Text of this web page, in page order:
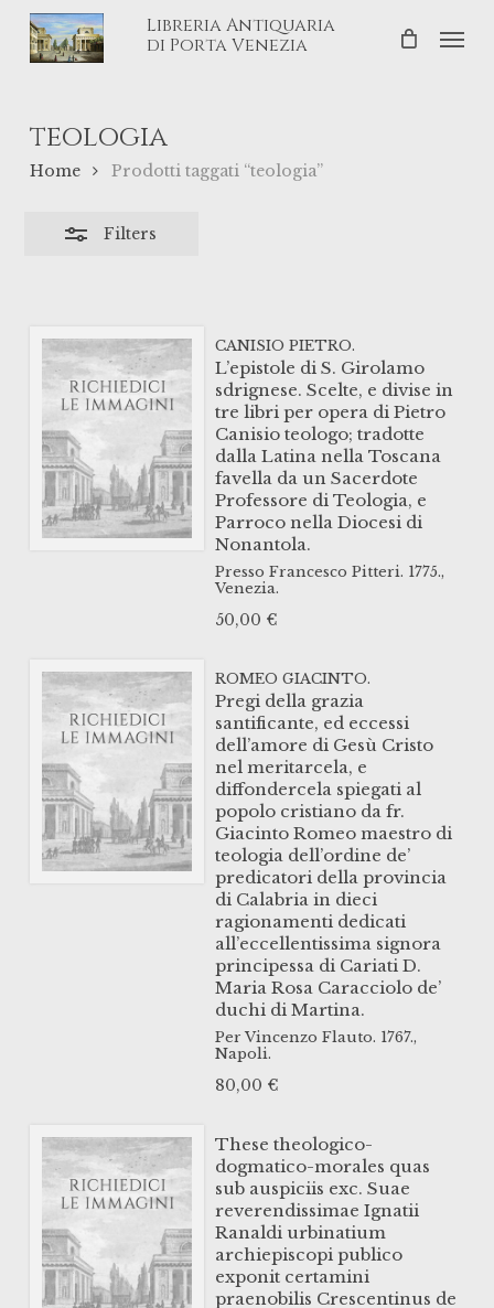
Skip
Libreria Antiquaria
di Porta Venezia
teologia
Home Prodotti taggati “teologia”
Filters
CANISIO PIETRO.
L’epistole di S. Girolamo
sdrignese. Scelte, e divise in
tre libri per opera di Pietro
Canisio teologo; tradotte
dalla Latina nella Toscana
favella da un Sacerdote
Professore di Teologia, e
Parroco nella Diocesi di
Nonantola.
Presso Francesco Pitteri. 1775.,
Venezia.
50,00 €
ROMEO GIACINTO.
Pregi della grazia
santificante, ed eccessi
dell’amore di Gesù Cristo
nel meritarcela, e
diffondercela spiegati al
popolo cristiano da fr.
Giacinto Romeo maestro di
teologia dell’ordine de’
predicatori della provincia
di Calabria in dieci
ragionamenti dedicati
all’eccellentissima signora
principessa di Cariati D.
Maria Rosa Caracciolo de’
duchi di Martina.
Per Vincenzo Flauto. 1767.,
Napoli.
80,00 €
These theologico-
dogmatico-morales quas
sub auspiciis exc. Suae
reverendissimae Ignatii
Ranaldi urbinatium
archiepiscopi publico
exponit certamini
praenobilis Crescentinus de
Close